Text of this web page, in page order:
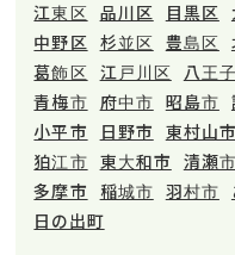
江東区
品川区 目黒区
中野区
杉並区 豊島区
葛飾区
江戸川区 八王
青梅市
府中市 昭島市
小平市
日野市 東村山市
狛江市
東大和市 清瀬市
多摩市
稲城市 羽村市
日の出町